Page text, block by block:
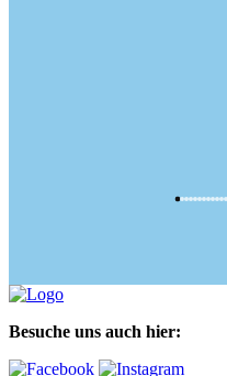
Besuche uns auch hier: